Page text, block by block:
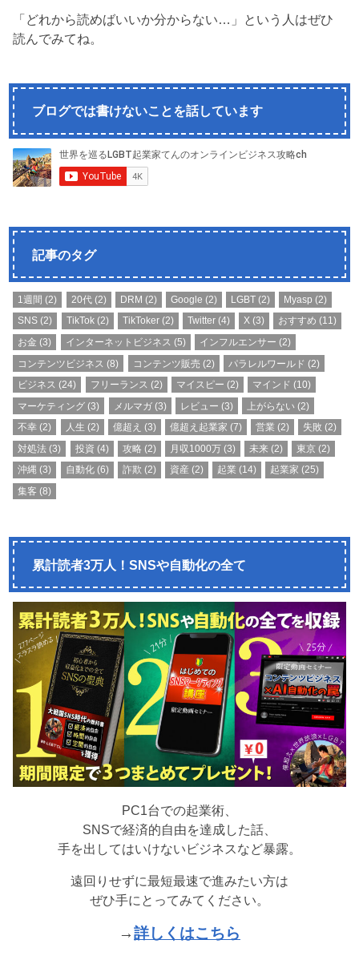
「どれから読めばいいか分からない…」という人はぜひ
読んでみてね。
ブログでは書けないことを話しています
記事のタグ
1週間 (2) 20代 (2) DRM (2) Google (2) LGBT (2) Myasp (2)
SNS (2) TikTok(2) TikToker(2) Twitter (4) X (3) おすすめ (11)
お金 (3) インターネットビジネス (5) インフルエンサー (2)
コンテンツビジネス (8) コンテンツ販売 (2) パラレルワールド (2)
ビジネス (24) フリーランス (2) マイスピー (2) マインド (10)
マーケティング (3) メルマガ(3) レビュー (3) 上がらない (2)
不幸 (2) 人生 (2) 億超え (3) 億超え起業家 (7) 営業 (2) 失敗 (2)
対処法 (3) 投資 (4) 攻略 (2) 月収1000万 (3) 未来 (2) 東京 (2)
沖縄 (3) 自動化(6) 詐欺 (2) 資産 (2) 起業 (14) 起業家 (25)
集客 (8)
累計読者3万人！SNSや自動化の全て
PC1台での起業術、
SNSで経済的自由を達成した話、
手を出してはいけないビジネスなど暴露。
遠回りせずに最短最速で進みたい方は
ぜひ手にとってみてください。
→詳しくはこちら